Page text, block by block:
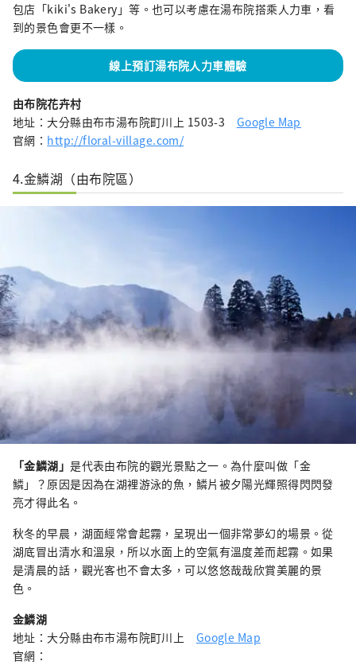
包店「kiki's Bakery」等。也可以考慮在湯布院搭乘人力車，看
到的景色會更不一樣。
線上預訂湯布院人力車體驗
由布院花卉村
地址：大分縣由布市湯布院町川上 1503-3 Google Map
官網： http://floral-village.com/
4.金鱗湖（由布院區）
「金鱗湖」是代表由布院的觀光景點之一。為什麼叫做「金
鱗」？原因是因為在湖裡游泳的魚，鱗片被夕陽光輝照得閃閃發
亮才得此名。
秋冬的早晨，湖面經常會起霧，呈現出一個非常夢幻的場景。從
湖底冒出清水和溫泉，所以水面上的空氣有溫度差而起霧。如果
是清晨的話，觀光客也不會太多，可以悠悠哉哉欣賞美麗的景
色。
金鱗湖
地址：大分縣由布市湯布院町川上 Google Map
官網：